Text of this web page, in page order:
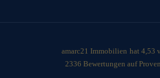
amarc21 Immobilien hat 4,53
2336 Bewertungen auf